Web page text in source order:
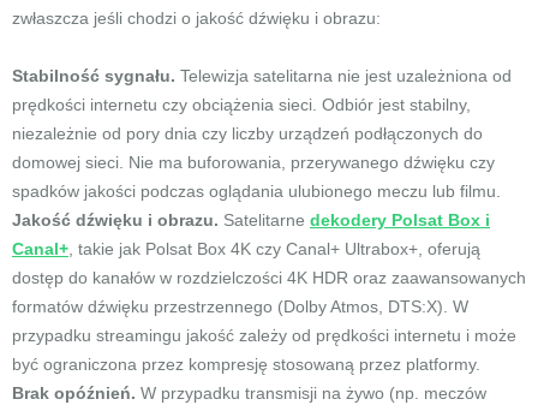
zwłaszcza jeśli chodzi o jakość dźwięku i obrazu:
Stabilność sygnału. Telewizja satelitarna nie jest uzależniona od
prędkości internetu czy obciążenia sieci. Odbiór jest stabilny,
niezależnie od pory dnia czy liczby urządzeń podłączonych do
domowej sieci. Nie ma buforowania, przerywanego dźwięku czy
spadków jakości podczas oglądania ulubionego meczu lub filmu.
Jakość dźwięku i obrazu. Satelitarne dekodery Polsat Box i
Canal+ , takie jak Polsat Box 4K czy Canal+ Ultrabox+, oferują
dostęp do kanałów w rozdzielczości 4K HDR oraz zaawansowanych
formatów dźwięku przestrzennego (Dolby Atmos, DTS:X). W
przypadku streamingu jakość zależy od prędkości internetu i może
być ograniczona przez kompresję stosowaną przez platformy.
Brak opóźnień. W przypadku transmisji na żywo (np. meczów